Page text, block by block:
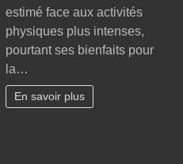
estimé face aux activités
physiques plus intenses,
pourtant ses bienfaits pour
la…
En savoir plus